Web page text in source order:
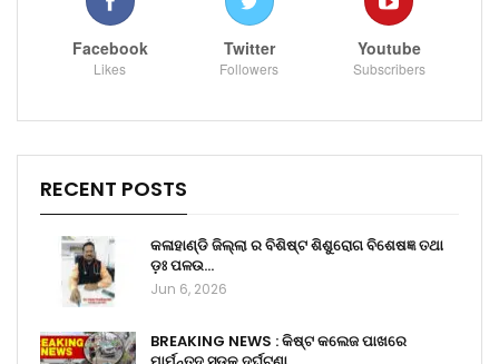
Facebook
Likes
Twitter
Followers
Youtube
Subscribers
RECENT POSTS
କଳାହାଣ୍ଡି ଜିଲ୍ଲା ର ବିଶିଷ୍ଟ ଶିଶୁରୋଗ ବିଶେଷଜ୍ଞ ତଥା
ଡ଼ଃ ପଳଉ…
Jun 6, 2026
BREAKING NEWS : କିଷ୍ଟ କଲେଜ ପାଖରେ